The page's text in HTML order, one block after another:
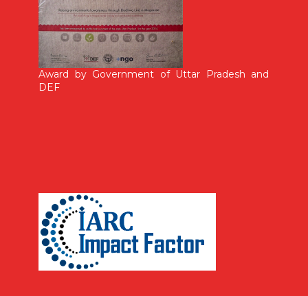
Award by Government of Uttar Pradesh and
DEF